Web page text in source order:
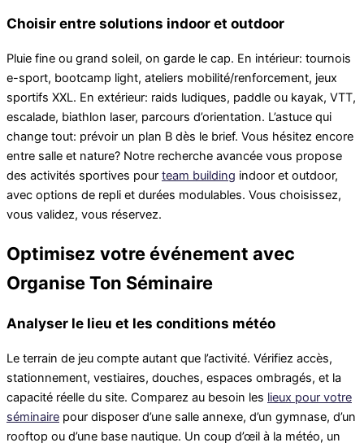
Choisir entre solutions indoor et outdoor
Pluie fine ou grand soleil, on garde le cap. En intérieur: tournois
e-sport, bootcamp light, ateliers mobilité/renforcement, jeux
sportifs XXL. En extérieur: raids ludiques, paddle ou kayak, VTT,
escalade, biathlon laser, parcours d’orientation. L’astuce qui
change tout: prévoir un plan B dès le brief. Vous hésitez encore
entre salle et nature? Notre recherche avancée vous propose
des activités sportives pour team building indoor et outdoor,
avec options de repli et durées modulables. Vous choisissez,
vous validez, vous réservez.
Optimisez votre événement avec
Organise Ton Séminaire
Analyser le lieu et les conditions météo
Le terrain de jeu compte autant que l’activité. Vérifiez accès,
stationnement, vestiaires, douches, espaces ombragés, et la
capacité réelle du site. Comparez au besoin les lieux pour votre
séminaire pour disposer d’une salle annexe, d’un gymnase, d’un
rooftop ou d’une base nautique. Un coup d’œil à la météo, un